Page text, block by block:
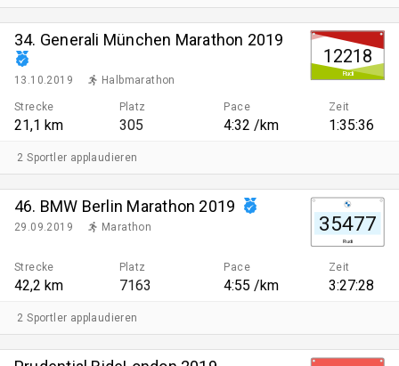
34. Generali München Marathon 2019
13.10.2019 Halbmarathon
Rudi
12218
Strecke
21,1 km
Platz
305
Pace
4:32 /km
Zeit
1:35:36
2 Sportler applaudieren
46. BMW Berlin Marathon 2019
29.09.2019 Marathon
Rudi
35477
Strecke
42,2 km
Platz
7163
Pace
4:55 /km
Zeit
3:27:28
2 Sportler applaudieren